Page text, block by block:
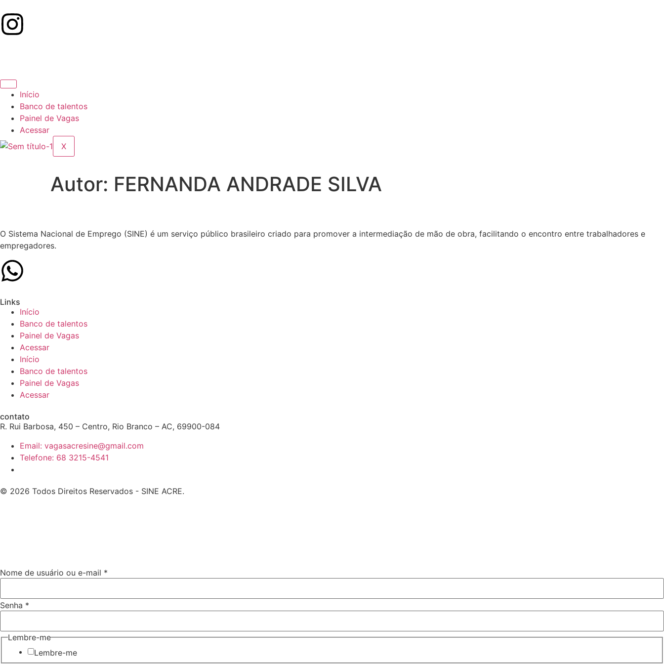
Início
Banco de talentos
Painel de Vagas
Acessar
X
Autor: FERNANDA ANDRADE SILVA
O Sistema Nacional de Emprego (SINE) é um serviço público brasileiro criado para promover a intermediação de mão de obra, facilitando o encontro entre trabalhadores e
empregadores.
Links
Início
Banco de talentos
Painel de Vagas
Acessar
Início
Banco de talentos
Painel de Vagas
Acessar
contato
R. Rui Barbosa, 450 – Centro, Rio Branco – AC, 69900-084
Email: vagasacresine@gmail.com
Telefone: 68 3215-4541
© 2026 Todos Direitos Reservados - SINE ACRE.
de
usuário
Nome de usuário ou e-mail *
Senha *
Lembre-me
Lembre-me